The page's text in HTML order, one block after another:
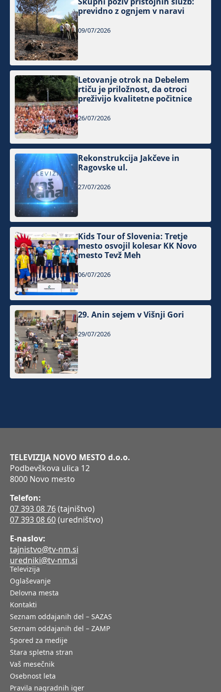
previdno z ognjem v naravi
09/07/2026
Letovanje otrok na Debelem
rtiču je priložnost, da otroci
preživijo kvalitetne počitnice
26/07/2026
Rekonstrukcija Jakčeve in
Ragovske ul.
27/07/2026
Kids Tour of Slovenia: Tretje
mesto osvojil kolesar KK Novo
mesto Tevž Meh
06/07/2026
29. Anin sejem v Višnji Gori
29/07/2026
TELEVIZIJA NOVO MESTO d.o.o.
Podbevškova ulica 12
8000 Novo mesto
Telefon:
07 393 08 76(tajništvo)
07 393 08 60(uredništvo)
E-naslov:
tajnistvo@tv-nm.si
uredniki@tv-nm.si
Televizija
Oglaševanje
Delovna mesta
Kontakti
Seznam oddajanih del – SAZAS
Seznam oddajanih del – ZAMP
Spored za medije
Stara spletna stran
Vaš mesečnik
Osebnost leta
Pravila nagradnih iger